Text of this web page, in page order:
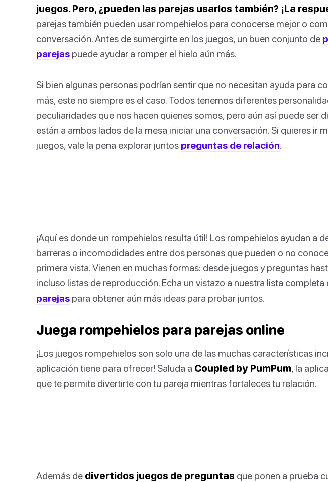
juegos. Pero, ¿pueden las parejas usarlos también? ¡La
parejas también pueden usar rompehielos para conocerse mejor o
conversación. Antes de sumergirte en los juegos, un buen conjunto de
parejas puede ayudar a romper el hielo aún más.
Si bien algunas personas podrían sentir que no necesitan ayuda para
más, este no siempre es el caso. Todos tenemos diferentes
peculiaridades que nos hacen quienes somos, pero aún así puede ser
están a ambos lados de la mesa iniciar una conversación. Si quieres ir
juegos, vale la pena explorar juntos preguntas de relación.
¡Aquí es donde un rompehielos resulta útil! Los rompehielos ayudan a
barreras o incomodidades entre dos personas que pueden o no
primera vista. Vienen en muchas formas: desde juegos y preguntas
incluso listas de reproducción. Echa un vistazo a nuestra lista completa
parejas para obtener aún más ideas para probar juntos.
Juega rompehielos para parejas online
¡Los juegos rompehielos son solo una de las muchas características
aplicación tiene para ofrecer! Saluda a Coupled by PumPum, la
que te permite divertirte con tu pareja mientras fortaleces tu relación.
Además de divertidos juegos de preguntas que ponen a prueba